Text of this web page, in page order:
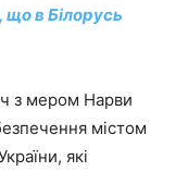
в Білорусь
з мером Нарви
містом
які